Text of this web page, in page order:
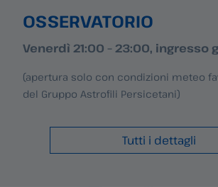
OSSERVATORIO
Venerdì 21:00 – 23:00, ingresso
(apertura solo con condizioni meteo
del Gruppo Astrofili Persicetani)
Tutti i dettagli